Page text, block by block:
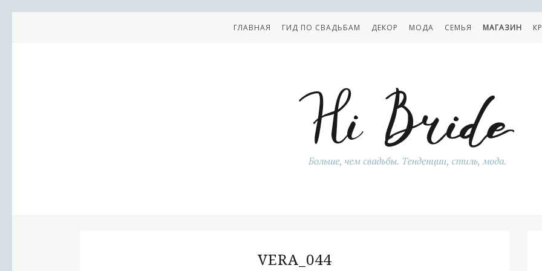
ГЛАВНАЯ ГИД ПО СВАДЬБАМ ДЕКОР МОДА СЕМЬЯ МАГАЗИН
VERA_044